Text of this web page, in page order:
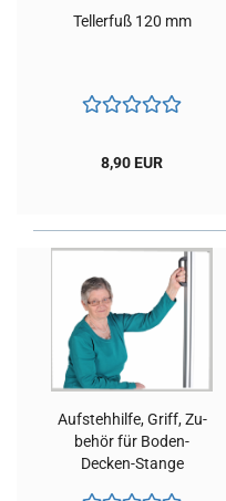
Tel­ler­fuß 120 mm
8,90 EUR
Auf­steh­hil­fe, Griff, Zu­
be­hör für Boden-​​
Decken-​Stange